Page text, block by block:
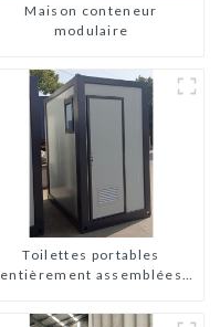
Maison conteneur
modulaire
Toilettes portables
entièrement assemblées